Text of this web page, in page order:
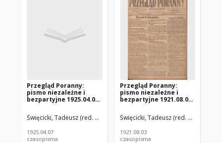
Przegląd Poranny:
pismo niezależne i
bezpartyjne 1925.04.07
Święcicki, Tadeusz (red. nacz.)
Paluch, Stefan (red. odp.)
1925.04.07
czasopisma
Przegląd Poranny:
pismo niezależne i
bezpartyjne 1921.08.03
Święcicki, Tadeusz (red. nacz.)
1921.08.03
czasopisma